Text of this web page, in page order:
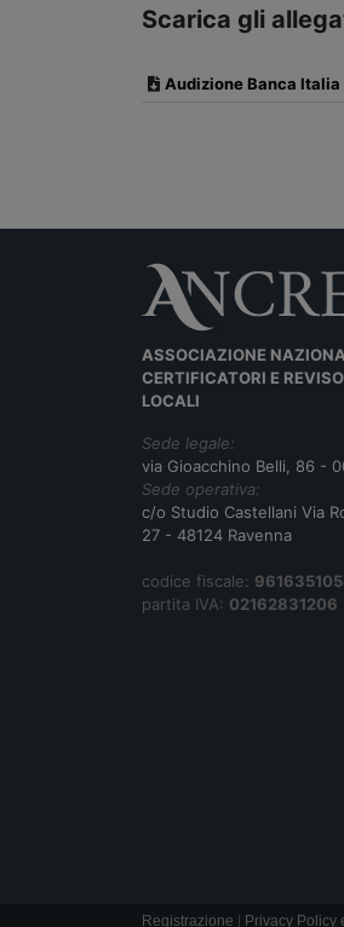
Scarica gli
Audizione Banca Italia
ASSOCIAZIONE
CERTIFICATORI E
LOCALI
Sede legale:
via Gioacchino Belli, 86 -
Sede operativa:
c/o Studio Castellani Via
27 - 48124 Ravenna
codice fiscale:
partita IVA: 02162831206
Registrazione | Privacy Policy